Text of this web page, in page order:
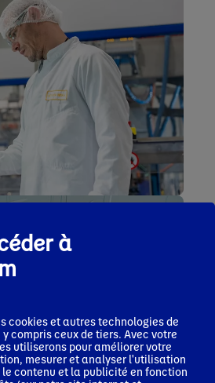
à
cookies et autres technologies de
compris ceux de tiers. Avec votre
utiliserons pour améliorer votre
mesurer et analyser l'utilisation
contenu et la publicité en fonction